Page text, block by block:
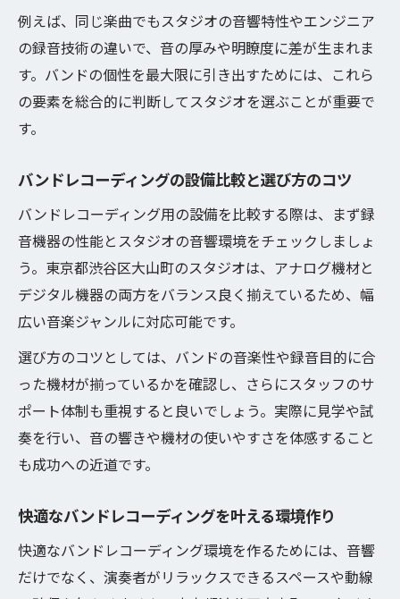
例えば、同じ楽曲でもスタジオの音響特性やエンジニア
の録音技術の違いで、音の厚みや明瞭度に差が生まれま
す。バンドの個性を最大限に引き出すためには、これら
の要素を総合的に判断してスタジオを選ぶことが重要で
す。
バンドレコーディングの設備比較と選び方のコツ
バンドレコーディング用の設備を比較する際は、まず録
音機器の性能とスタジオの音響環境をチェックしましょ
う。東京都渋谷区大山町のスタジオは、アナログ機材と
デジタル機器の両方をバランス良く揃えているため、幅
広い音楽ジャンルに対応可能です。
選び方のコツとしては、バンドの音楽性や録音目的に合
った機材が揃っているかを確認し、さらにスタッフのサ
ポート体制も重視すると良いでしょう。実際に見学や試
奏を行い、音の響きや機材の使いやすさを体感すること
も成功への近道です。
快適なバンドレコーディングを叶える環境作り
快適なバンドレコーディング環境を作るためには、音響
だけでなく、演奏者がリラックスできるスペースや動線